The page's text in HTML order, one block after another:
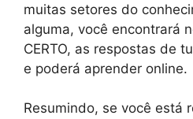
muitas setores do
alguma, você encontrará
CERTO, as respostas de
e poderá aprender online.
Resumindo, se você está